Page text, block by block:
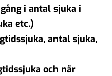
i antal sjuka i
etc.)
antal sjuka,
och när